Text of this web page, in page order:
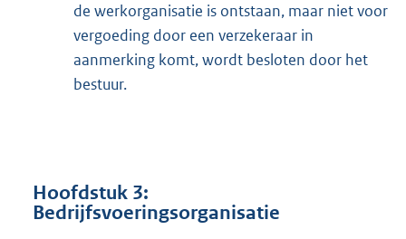
de werkorganisatie is ontstaan, maar niet voor
vergoeding door een verzekeraar in
aanmerking komt, wordt besloten door het
bestuur.
Hoofdstuk 3:
Bedrijfsvoeringsorganisatie